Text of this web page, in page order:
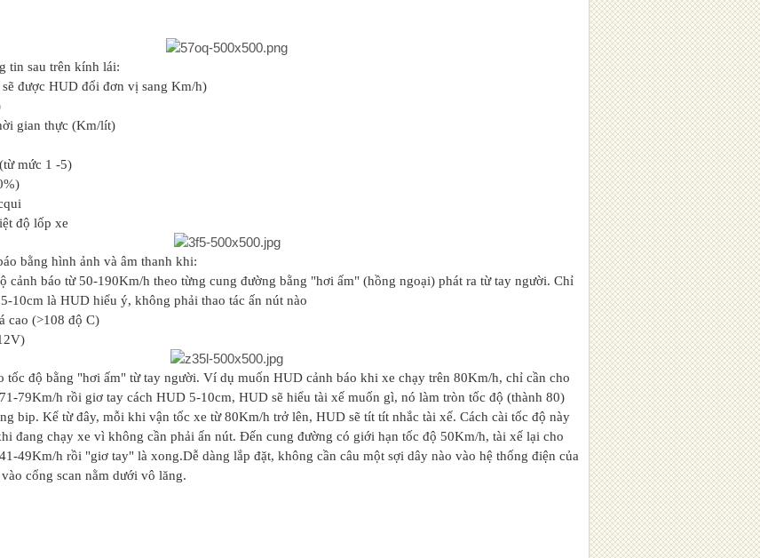
tin sau trên kính lái:
được HUD đổi đơn vị sang Km/h)
gian thực (Km/lít)
mức 1 -5)
độ lốp xe
bằng hình ảnh và âm thanh khi:
cảnh báo từ 50-190Km/h theo từng cung đường bằng "hơi ấm" (hồng ngoại) phát ra từ tay người. Chỉ
10cm là HUD hiểu ý, không phải thao tác ấn nút nào
cao (>108 độ C)
tốc độ bằng "hơi ấm" từ tay người. Ví dụ muốn HUD cảnh báo khi xe chạy trên 80Km/h, chỉ cần cho
79Km/h rồi giơ tay cách HUD 5-10cm, HUD sẽ hiểu tài xế muốn gì, nó làm tròn tốc độ (thành 80)
bip. Kể từ đây, mỗi khi vận tốc xe từ 80Km/h trở lên, HUD sẽ tít tít nhắc tài xế. Cách cài tốc độ này
đang chạy xe vì không cần phải ấn nút. Đến cung đường có giới hạn tốc độ 50Km/h, tài xế lại cho
49Km/h rồi "giơ tay" là xong.Dễ dàng lắp đặt, không cần câu một sợi dây nào vào hệ thống điện của
cổng scan nằm dưới vô lăng.